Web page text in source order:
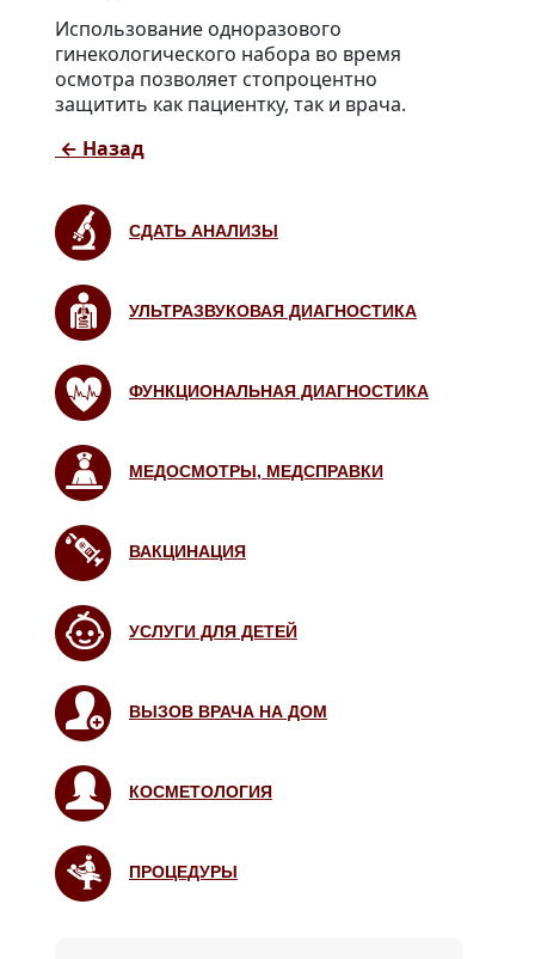
Использование одноразового
гинекологического набора во время
осмотра позволяет стопроцентно
защитить как пациентку, так и врача.
← Назад
СДАТЬ АНАЛИЗЫ
УЛЬТРАЗВУКОВАЯ ДИАГНОСТИКА
ФУНКЦИОНАЛЬНАЯ ДИАГНОСТИКА
МЕДОСМОТРЫ, МЕДСПРАВКИ
ВАКЦИНАЦИЯ
УСЛУГИ ДЛЯ ДЕТЕЙ
ВЫЗОВ ВРАЧА НА ДОМ
КОСМЕТОЛОГИЯ
ПРОЦЕДУРЫ